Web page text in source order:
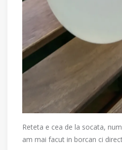
Reteta e cea de la socata,
am mai facut in borcan ci